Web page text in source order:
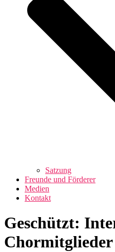
Satzung
Freunde und Förderer
Medien
Kontakt
Geschützt:
Chormitglieder